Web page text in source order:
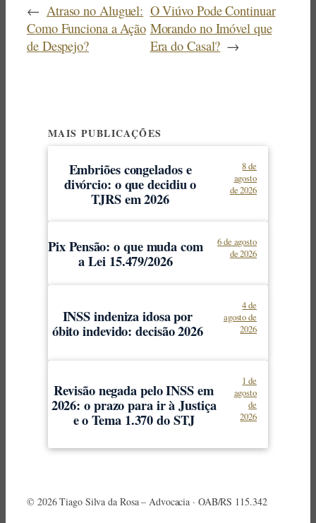
← Atraso no Aluguel:
Como Funciona a Ação
de Despejo?
O Viúvo Pode Continuar
Morando no Imóvel que
Era do Casal? →
MAIS PUBLICAÇÕES
Embriões congelados e
divórcio: o que decidiu o
TJRS em 2026
8 de
agosto
de 2026
Pix Pensão: o que muda com
a Lei 15.479/2026
6 de agosto
de 2026
INSS indeniza idosa por
óbito indevido: decisão 2026
4 de
agosto de
2026
Revisão negada pelo INSS em
2026: o prazo para ir à Justiça
e o Tema 1.370 do STJ
1 de
agosto
de
2026
© 2026 Tiago Silva da Rosa – Advocacia · OAB/RS 115.342